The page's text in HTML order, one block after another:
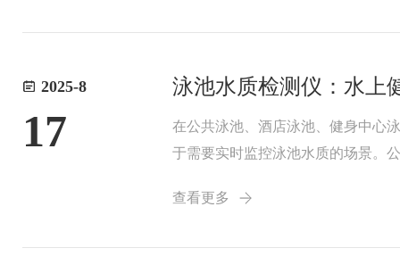
2025-8
17
泳池水质检测仪：水上
在公共泳池、酒店泳池、健身中心
于需要实时监控泳池水质的场景。​
查看更多